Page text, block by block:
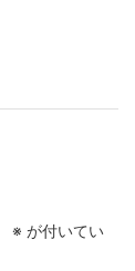
※ が付いてい